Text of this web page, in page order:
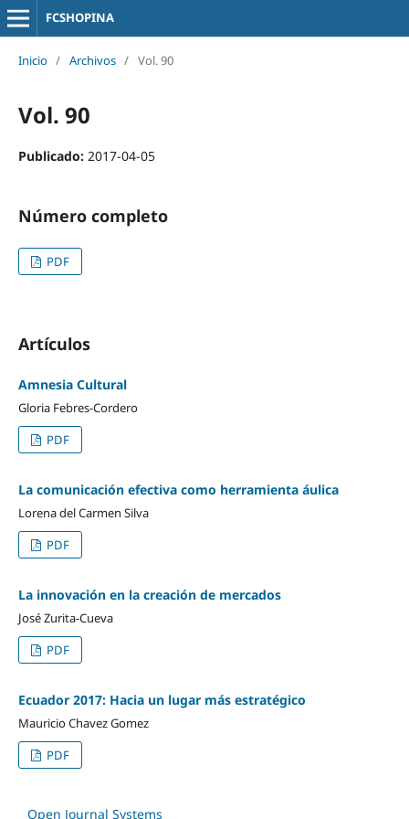
FCSHOPINA
Inicio / Archivos / Vol. 90
Vol. 90
Publicado: 2017-04-05
Número completo
PDF
Artículos
Amnesia Cultural
Gloria Febres-Cordero
PDF
La comunicación efectiva como herramienta áulica
Lorena del Carmen Silva
PDF
La innovación en la creación de mercados
José Zurita-Cueva
PDF
Ecuador 2017: Hacia un lugar más estratégico
Mauricio Chavez Gomez
PDF
Open Journal Systems